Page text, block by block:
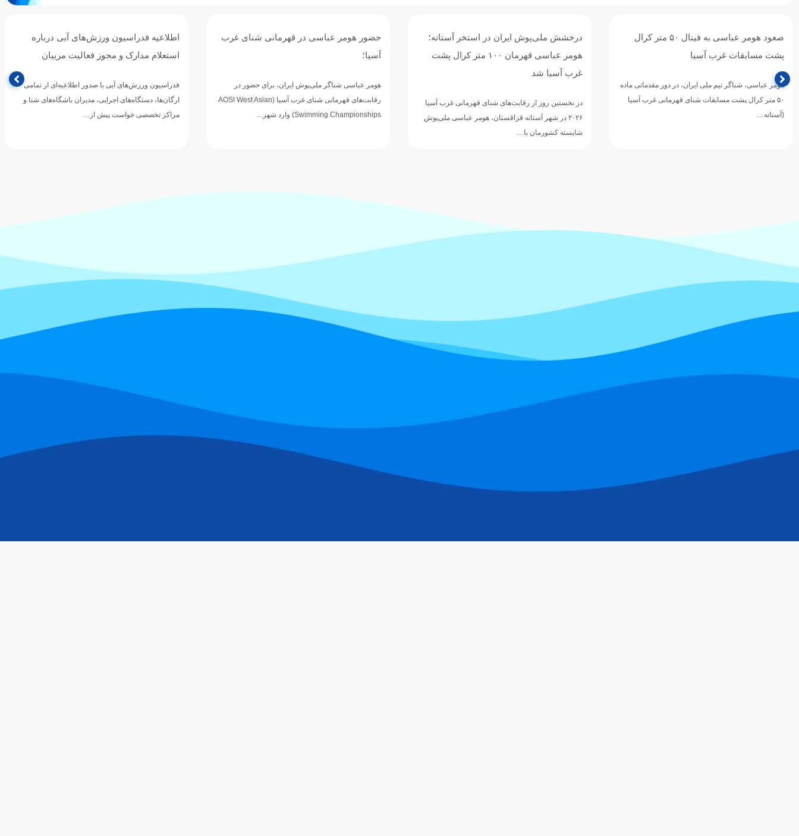
صعود هومر عباسی به فینال ۵۰ متر کرال
پشت مسابقات غرب آسیا
هومر عباسی، شناگر تیم ملی ایران، در دور مقدماتی ماده
۵۰ متر کرال پشت مسابقات شنای قهرمانی غرب آسیا
(آستانه…
درخشش ملی‌پوش ایران در استخر آستانه؛
هومر عباسی قهرمان ۱۰۰ متر کرال پشت
غرب آسیا شد
در نخستین روز از رقابت‌های شنای قهرمانی غرب آسیا
۲۰۲۶ در شهر آستانه قزاقستان، هومر عباسی ملی‌پوش
شایسته کشورمان با…
حضور هومر عباسی در قهرمانی شنای غرب
آسیا؛
هومر عباسی شناگر ملی‌پوش ایران، برای حضور در
رقابت‌های قهرمانی شنای غرب آسیا (AOSI West Asian
Swimming Championships) وارد شهر…
اطلاعیه فدراسیون ورزش‌های آبی درباره
استعلام مدارک و مجوز فعالیت مربیان
فدراسیون ورزش‌های آبی با صدور اطلاعیه‌ای از تمامی
ارگان‌ها، دستگاه‌های اجرایی، مدیران باشگاه‌های شنا و
مراکز تخصصی خواست پیش از…